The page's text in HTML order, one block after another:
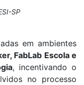
SP
em ambientes
FabLab Escola e
, incentivando o
no processo